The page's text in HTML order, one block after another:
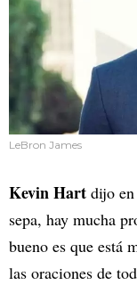
LeBron James
Kevin Hart dijo
sepa, hay mucha
bueno es que está
las oraciones de